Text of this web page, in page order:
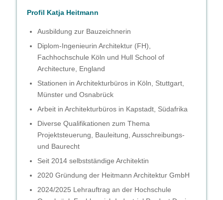
Profil Katja Heitmann
Ausbildung zur Bauzeichnerin
Diplom-Ingenieurin Architektur (FH),
Fachhochschule Köln und Hull School of
Architecture, England
Stationen in Architekturbüros in Köln, Stuttgart,
Münster und Osnabrück
Arbeit in Architekturbüros in Kapstadt, Südafrika
Diverse Qualifikationen zum Thema
Projektsteuerung, Bauleitung, Ausschreibungs-
und Baurecht
Seit 2014 selbstständige Architektin
2020 Gründung der Heitmann Architektur GmbH
2024/2025 Lehrauftrag an der Hochschule